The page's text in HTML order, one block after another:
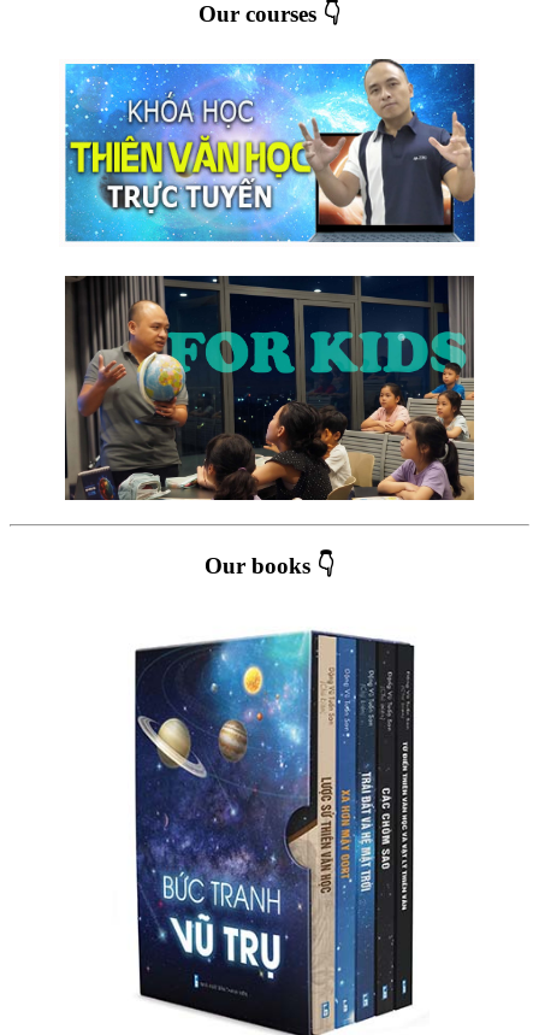
Our courses 👇
Our books 👇